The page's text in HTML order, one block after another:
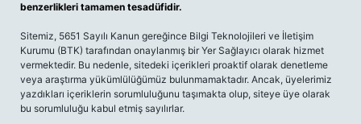
benzerlikleri tamamen tesadüfidir.
Sitemiz, 5651 Sayılı Kanun gereğince Bilgi Teknolojileri ve İletişim
Kurumu (BTK) tarafından onaylanmış bir Yer Sağlayıcı olarak hizmet
vermektedir. Bu nedenle, sitedeki içerikleri proaktif olarak denetleme
veya araştırma yükümlülüğümüz bulunmamaktadır. Ancak, üyelerimiz
yazdıkları içeriklerin sorumluluğunu taşımakta olup, siteye üye olarak
bu sorumluluğu kabul etmiş sayılırlar.